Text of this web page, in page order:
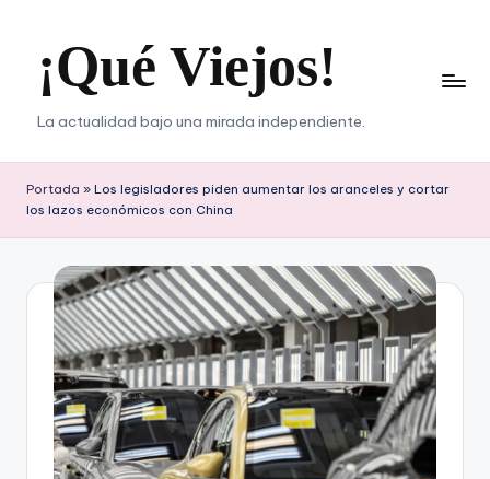
contenido¡Qué Viejos!
La actualidad bajo una mirada independiente.
Portada » Los legisladores piden aumentar los aranceles y cortar
los lazos económicos con China